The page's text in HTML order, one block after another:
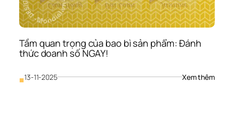
Tầm quan trọng của bao bì sản phẩm: Đánh
thức doanh số NGAY!
■13-11-2025 Xem thêm: